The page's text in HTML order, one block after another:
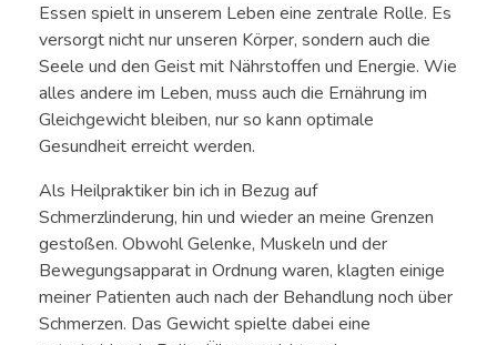
Essen spielt in unserem Leben eine zentrale Rolle. Es
versorgt nicht nur unseren Körper, sondern auch die
Seele und den Geist mit Nährstoffen und Energie. Wie
alles andere im Leben, muss auch die Ernährung im
Gleichgewicht bleiben, nur so kann optimale
Gesundheit erreicht werden.
Als Heilpraktiker bin ich in Bezug auf
Schmerzlinderung, hin und wieder an meine Grenzen
gestoßen. Obwohl Gelenke, Muskeln und der
Bewegungsapparat in Ordnung waren, klagten einige
meiner Patienten auch nach der Behandlung noch über
Schmerzen. Das Gewicht spielte dabei eine